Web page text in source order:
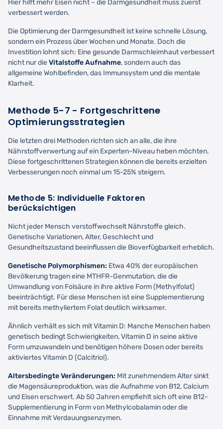
Hier hilft mehr Eisen nicht – die Darmgesundheit muss zuerst
verbessert werden.
Die Optimierung der Darmgesundheit ist keine schnelle Lösung,
sondern ein Prozess über Wochen und Monate. Doch die
Investition lohnt sich: Eine gesunde Darmschleimhaut verbessert
nicht nur dieVitalstoffe Aufnahme, sondern auch das
allgemeine Wohlbefinden, das Immunsystem und die mentale
Klarheit.
Methode 5-7 - Fortgeschrittene
Optimierungsstrategien
Die letzten drei Methoden richten sich an alle, die ihre
Nährstoffverwertung auf ein Experten-Niveau heben möchten.
Diese fortgeschrittenen Strategien können die bereits erzielten
Verbesserungen noch einmal um 15-25% steigern.
Methode 5: Individuelle Faktoren
berücksichtigen
Nicht jeder Mensch verstoffwechselt Nährstoffe gleich.
Genetische Variationen, Alter, Geschlecht und
Gesundheitszustand beeinflussen die Bioverfügbarkeit erheblich.
Genetische Polymorphismen: Etwa 40% der europäischen
Bevölkerung tragen eine MTHFR-Genmutation, die die
Umwandlung von Folsäure in ihre aktive Form (Methylfolat)
beeinträchtigt. Für diese Menschen ist eine Supplementierung
mit bereits methyliertem Folat deutlich wirksamer.
Ähnlich verhält es sich mit Vitamin D: Manche Menschen haben
genetisch bedingt Schwierigkeiten, Vitamin D in seine aktive
Form umzuwandeln und benötigen höhere Dosen oder bereits
aktiviertes Vitamin D (Calcitriol).
Altersbedingte Veränderungen: Mit zunehmendem Alter sinkt
die Magensäureproduktion, was die Aufnahme von B12, Calcium
und Eisen erschwert. Ab 50 Jahren empfiehlt sich oft eine B12-
Supplementierung in Form von Methylcobalamin oder die
Einnahme mit Verdauungsenzymen.